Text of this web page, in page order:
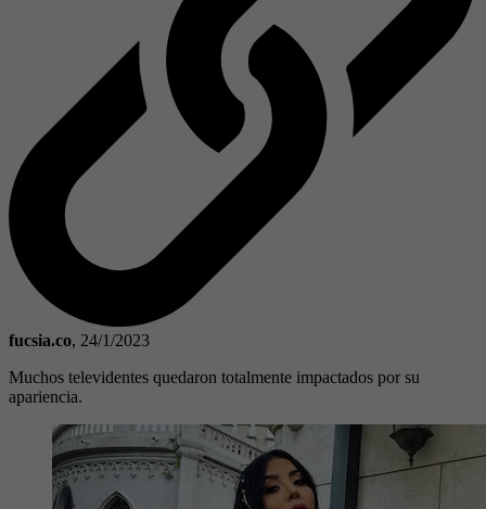
fucsia.co, 24/1/2023
Muchos televidentes quedaron totalmente impactados por su
apariencia.